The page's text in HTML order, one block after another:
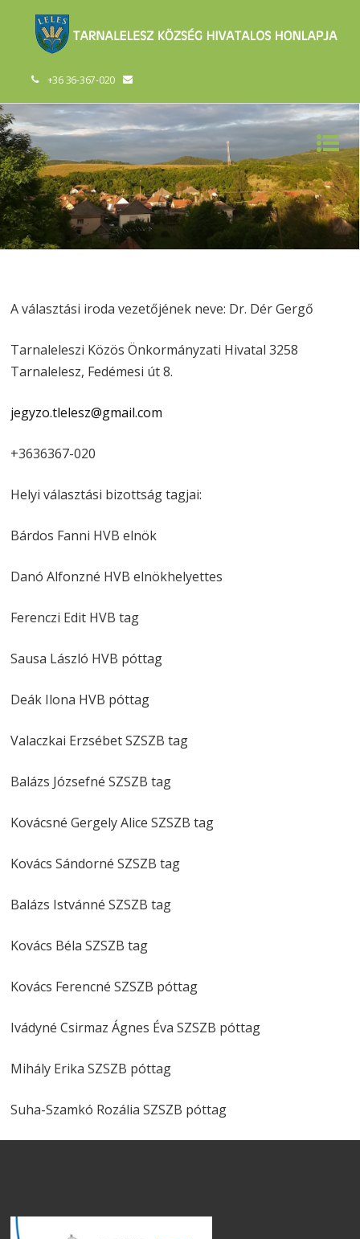
+36 36-367-020
A választási iroda vezetőjének neve: Dr. Dér Gergő
Tarnaleleszi Közös Önkormányzati Hivatal 3258
Tarnalelesz, Fedémesi út 8.
jegyzo.tlelesz@gmail.com
+3636367-020
Helyi választási bizottság tagjai:
Bárdos Fanni HVB elnök
Danó Alfonzné HVB elnökhelyettes
Ferenczi Edit HVB tag
Sausa László HVB póttag
Deák Ilona HVB póttag
Valaczkai Erzsébet SZSZB tag
Balázs Józsefné SZSZB tag
Kovácsné Gergely Alice SZSZB tag
Kovács Sándorné SZSZB tag
Balázs Istvánné SZSZB tag
Kovács Béla SZSZB tag
Kovács Ferencné SZSZB póttag
Ivádyné Csirmaz Ágnes Éva SZSZB póttag
Mihály Erika SZSZB póttag
Suha-Szamkó Rozália SZSZB póttag